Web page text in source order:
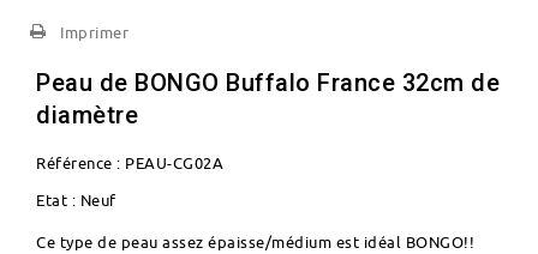
Imprimer
Peau de BONGO Buffalo France 32cm de
diamètre
Référence : PEAU-CG02A
Etat : Neuf
Ce type de peau assez épaisse/médium est idéal BONGO!!